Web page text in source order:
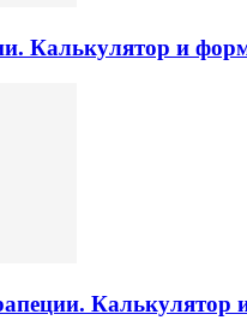
Калькулятор и